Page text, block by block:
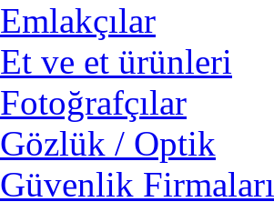
Emlakçılar
Et ve et ürünleri
Fotoğrafçılar
Gözlük / Optik
Güvenlik Firmaları